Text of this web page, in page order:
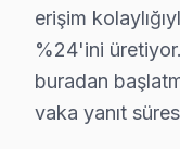
• Kağıthane'de
• Yazılım ve
• Kağıthane'de
Yılda en az bir
erişim
%24'ini
buradan
vaka yanıt